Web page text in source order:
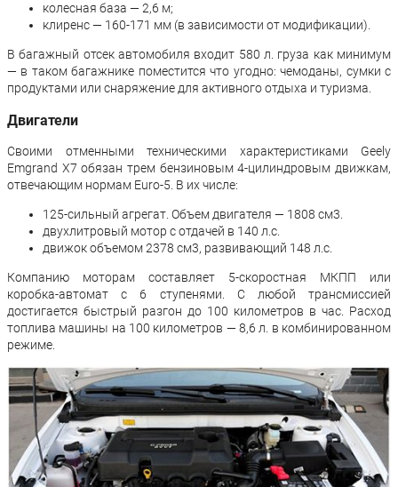
колесная база — 2,6 м;
клиренс — 160-171 мм (в зависимости от модификации).
В багажный отсек автомобиля входит 580 л. груза как минимум
— в таком багажнике поместится что угодно: чемоданы, сумки с
продуктами или снаряжение для активного отдыха и туризма.
Двигатели
Своими отменными техническими характеристиками Geely
Emgrand X7 обязан трем бензиновым 4-цилиндровым движкам,
отвечающим нормам Euro-5. В их числе:
125-сильный агрегат. Объем двигателя — 1808 см3.
двухлитровый мотор с отдачей в 140 л.с.
движок объемом 2378 см3, развивающий 148 л.с.
Компанию моторам составляет 5-скоростная МКПП или
коробка-автомат с 6 ступенями. С любой трансмиссией
достигается быстрый разгон до 100 километров в час. Расход
топлива машины на 100 километров — 8,6 л. в комбинированном
режиме.